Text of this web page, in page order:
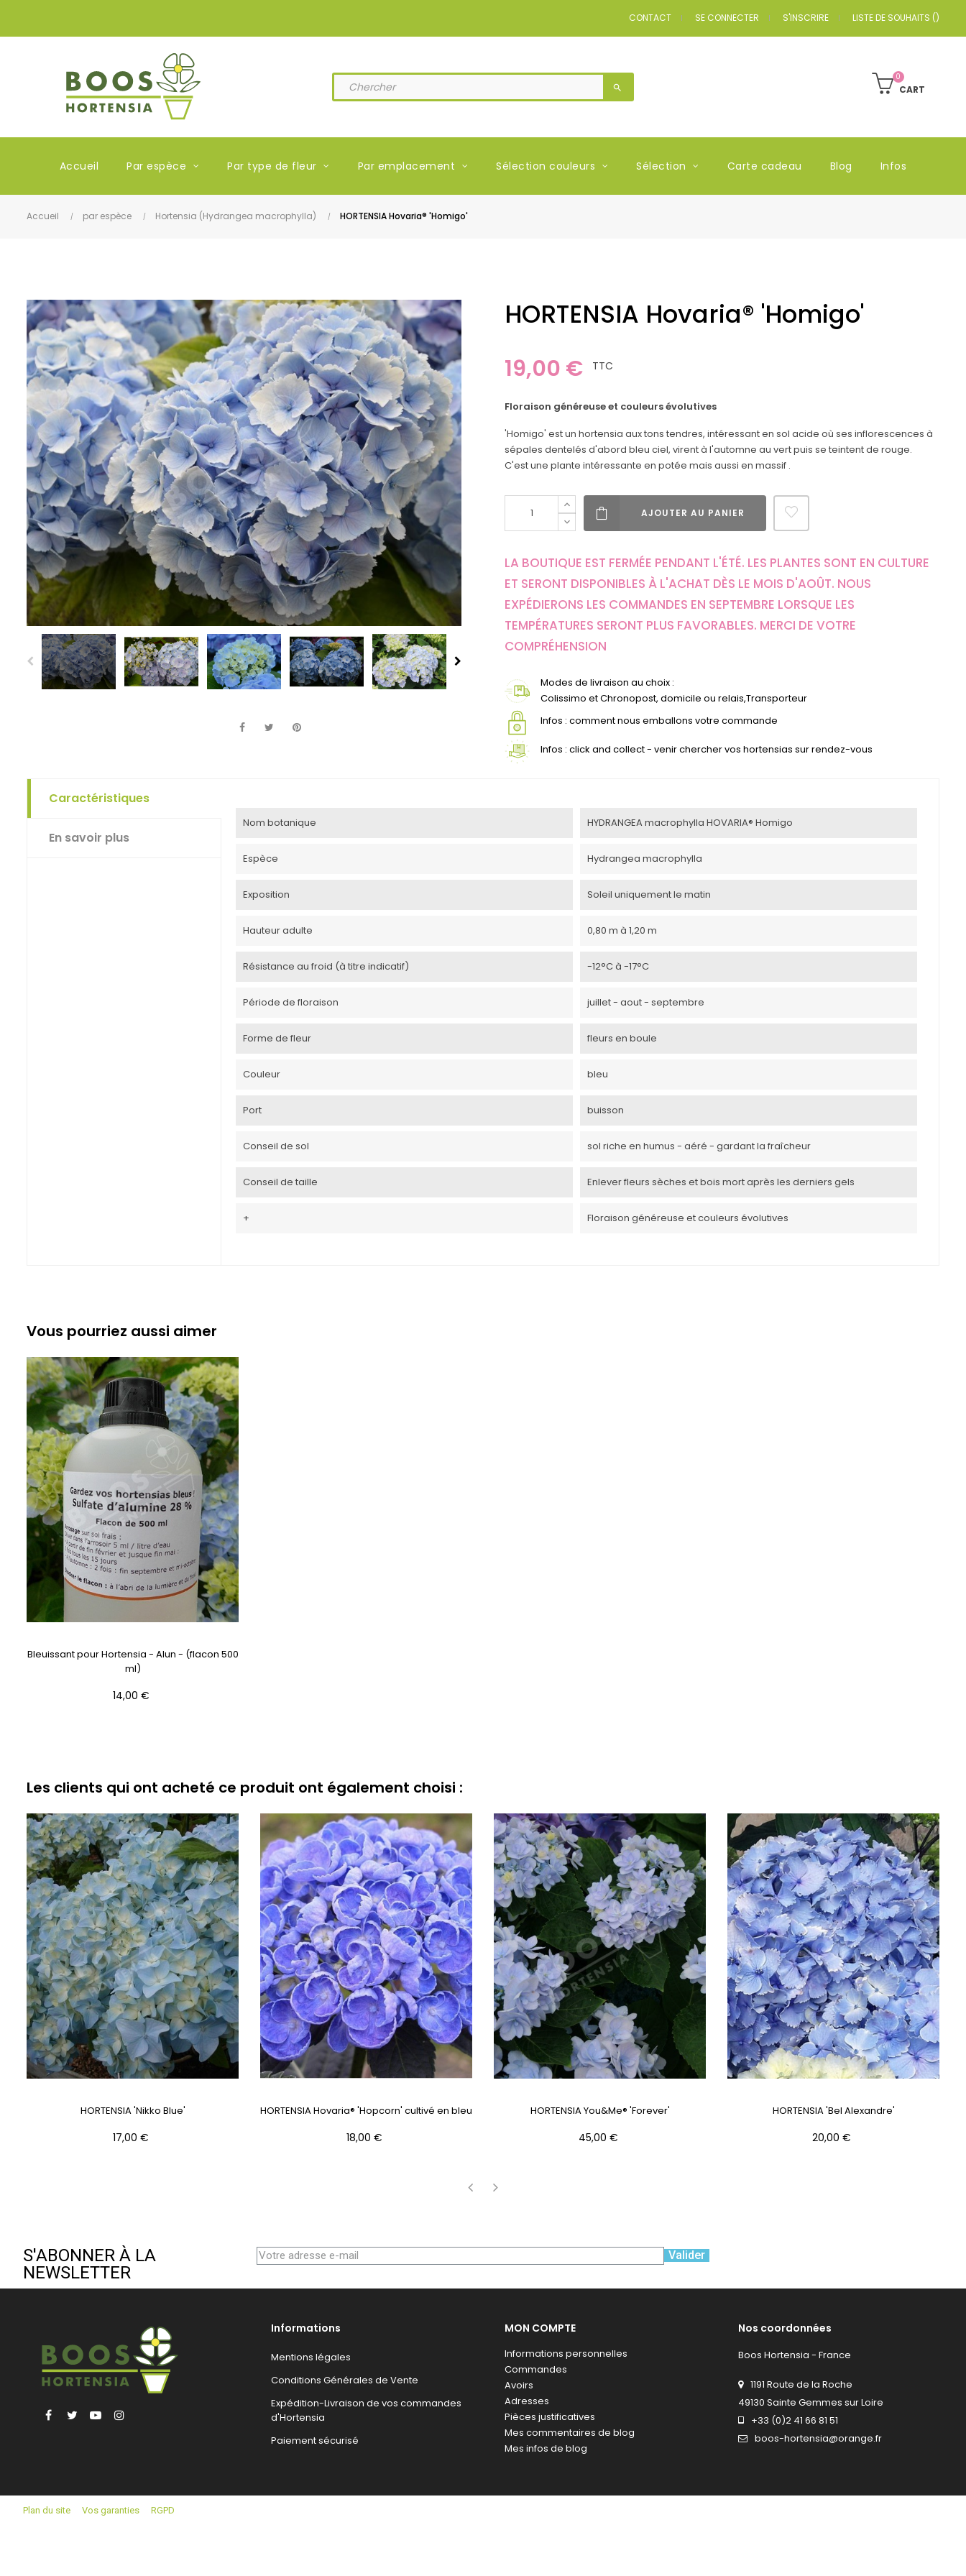
CONTACT SE CONNECTER S'INSCRIRE LISTE DE SOUHAITS ()
search
0
CART
Accueil Par espèce Par type de fleur Par emplacement Sélection couleurs Sélection Carte cadeau Blog Infos
Accueil par espèce Hortensia (Hydrangea macrophylla) HORTENSIA Hovaria® 'Homigo'
HORTENSIA Hovaria® 'Homigo'
19,00 € TTC
Floraison généreuse et couleurs évolutives
'Homigo' est un hortensia aux tons tendres, intéressant en sol acide où ses inflorescences à
sépales dentelés d'abord bleu ciel, virent à l'automne au vert puis se teintent de rouge.
C'est une plante intéressante en potée mais aussi en massif .
AJOUTER AU PANIER
LA BOUTIQUE EST FERMÉE PENDANT L'ÉTÉ. LES PLANTES SONT EN CULTURE
ET SERONT DISPONIBLES À L'ACHAT DÈS LE MOIS D'AOÛT. NOUS
EXPÉDIERONS LES COMMANDES EN SEPTEMBRE LORSQUE LES
TEMPÉRATURES SERONT PLUS FAVORABLES. MERCI DE VOTRE
COMPRÉHENSION
Modes de livraison au choix :
Colissimo et Chronopost, domicile ou relais,Transporteur
Infos : comment nous emballons votre commande
Infos : click and collect - venir chercher vos hortensias sur rendez-vous
Caractéristiques
En savoir plus
Nom botanique HYDRANGEA macrophylla HOVARIA® Homigo
Espèce Hydrangea macrophylla
Exposition Soleil uniquement le matin
Hauteur adulte 0,80 m à 1,20 m
Résistance au froid (à titre indicatif) -12°C à -17°C
Période de floraison juillet - aout - septembre
Forme de fleur fleurs en boule
Couleur bleu
Port buisson
Conseil de sol sol riche en humus - aéré - gardant la fraîcheur
Conseil de taille Enlever fleurs sèches et bois mort après les derniers gels
+ Floraison généreuse et couleurs évolutives
Vous pourriez aussi aimer
Bleuissant pour Hortensia - Alun - (flacon 500
ml)
Prix
14,00 €
Les clients qui ont acheté ce produit ont également choisi :
HORTENSIA 'Nikko Blue'
Prix
17,00 €
HORTENSIA Hovaria® 'Hopcorn' cultivé en bleu
Prix
18,00 €
HORTENSIA You&Me® 'Forever'
Prix
45,00 €
HORTENSIA 'Bel Alexandre'
Prix
20,00 €
S'ABONNER À LA
NEWSLETTER
Valider
Facebook
Twitter YouTube
Informations
Mentions légales
Conditions Générales de Vente
Expédition-Livraison de vos commandes
d'Hortensia
Paiement sécurisé
MON COMPTE
Informations personnelles
Commandes
Avoirs
Adresses
Pièces justificatives
Mes commentaires de blog
Mes infos de blog
Nos coordonnées
Boos Hortensia - France
1191 Route de la Roche
49130 Sainte Gemmes sur Loire
+33 (0)2 41 66 81 51
boos-hortensia@orange.fr
Plan du site Vos garanties RGPD